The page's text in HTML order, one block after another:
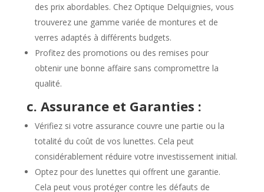
des prix abordables. Chez Optique Delquignies, vous
trouverez une gamme variée de montures et de
verres adaptés à différents budgets.
Profitez des promotions ou des remises pour
obtenir une bonne affaire sans compromettre la
qualité.
c. Assurance et Garanties :
Vérifiez si votre assurance couvre une partie ou la
totalité du coût de vos lunettes. Cela peut
considérablement réduire votre investissement initial.
Optez pour des lunettes qui offrent une garantie.
Cela peut vous protéger contre les défauts de